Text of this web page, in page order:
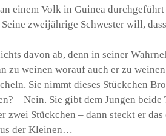
einem Volk in Guinea
zweijährige Schwester will,
davon ab, denn in seiner
zu weinen worauf auch er zu
Sie nimmt dieses Stückchen
– Nein. Sie gibt dem Jungen
zwei Stückchen – dann steckt er
der Kleinen…